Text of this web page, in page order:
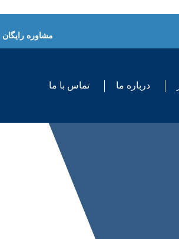
مشاوره رایگان
درباره ما تماس با ما